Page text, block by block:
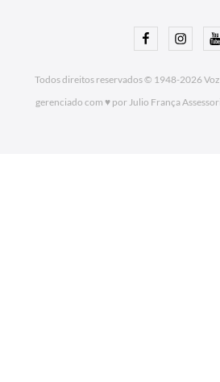
FacebookInstagram
Todos direitos reservados © 1948-2026
gerenciado com ♥ por Julio França